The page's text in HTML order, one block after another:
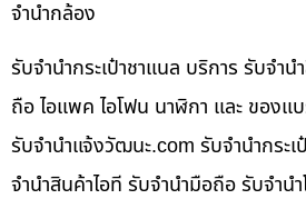
จำนำกล้อง
รับจำนำกระเป๋าชาแนล บริการ รับจำ
ถือ ไอแพค ไอโฟน นาฬิกา และ ของแ
รับจํานําแจ้งวัฒนะ.com รับจำนำกระ
จำนำสินค้าไอที รับจำนำมือถือ รับจำน